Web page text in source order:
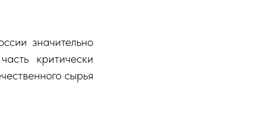
значительно
критически
сырья